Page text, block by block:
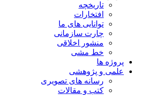
تاریخچه
افتخارات
توانایی های ما
چارت سازمانی
منشور اخلاقی
خط مشی
پروژه ها
علمی و پژوهشی
رسانه های تصویری
کتب و مقالات